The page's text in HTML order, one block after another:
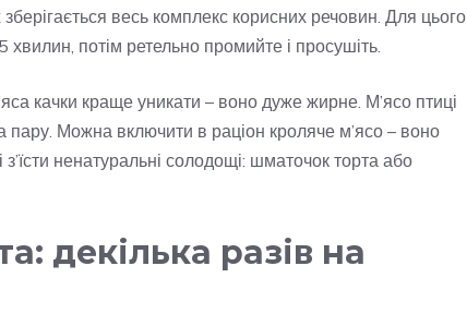
весь комплекс корисних речовин. Для цього
хвилин, потім ретельно промийте і просушіть.
качки краще уникати – воно дуже жирне. М’ясо птиці
пару. Можна включити в раціон кроляче м’ясо – воно
ненатуральні солодощі: шматочок торта або
декілька разів на